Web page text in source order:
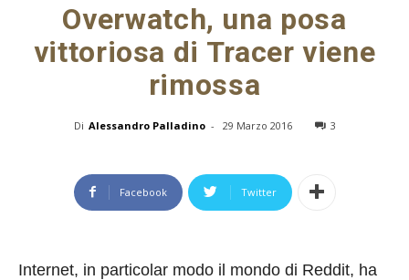
Overwatch, una posa
vittoriosa di Tracer viene
rimossa
Di Alessandro Palladino - 29 Marzo 2016 3
Facebook Twitter
Internet, in particolar modo il mondo di Reddit, ha